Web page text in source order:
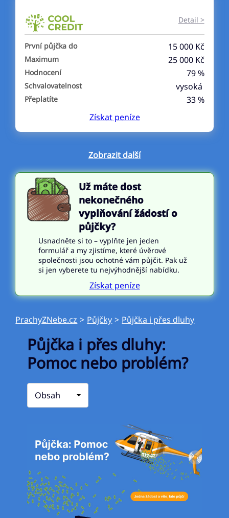
Detail >
První půjčka do 15 000 Kč
Maximum 25 000 Kč
Hodnocení 79 %
Schvalovatelnost vysoká
Přeplatíte
33 %
Získatpeníze
Zobrazit další
Už máte dost
nekonečného
vyplňování žádostí o
půjčky?
Usnadněte si to – vyplňte jen jeden
formulář a my zjistíme, které úvěrové
společnosti jsou ochotné vám půjčit. Pak už
si jen vyberete tu nejvýhodnější nabídku.
Získat peníze
PrachyZNebe.cz > Půjčky > Půjčka i přes dluhy
Půjčka i přes dluhy:
Pomoc nebo problém?
Obsah